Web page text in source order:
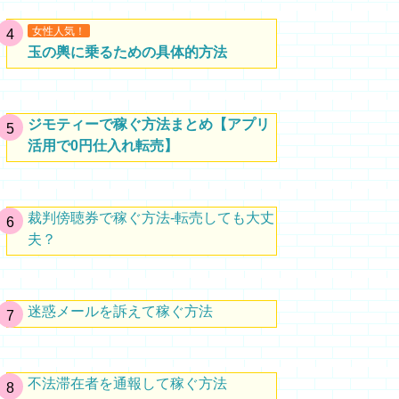
女性人気！
玉の輿に乗るための具体的方法
ジモティーで稼ぐ方法まとめ【アプリ
活用で0円仕入れ転売】
裁判傍聴券で稼ぐ方法-転売しても大丈
夫？
迷惑メールを訴えて稼ぐ方法
不法滞在者を通報して稼ぐ方法